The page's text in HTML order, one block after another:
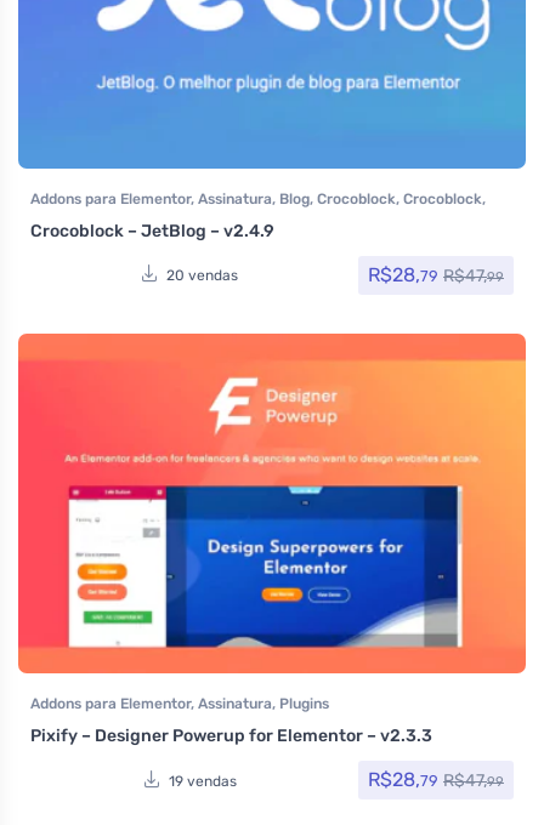
Addons para Elementor, Assinatura, Blog, Crocoblock, Crocoblock,
Crocoblock – JetBlog – v2.4.9
20 vendas R$28,79 R$47,99
Addons para Elementor, Assinatura, Plugins
Pixify – Designer Powerup for Elementor – v2.3.3
19 vendas R$28,79 R$47,99